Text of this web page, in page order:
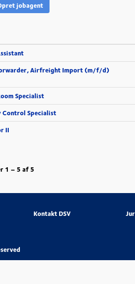
jobagent
Airfreight Import (m/f/d)
Specialist
Control Specialist
II
1 – 5 af5
Kontakt DSV